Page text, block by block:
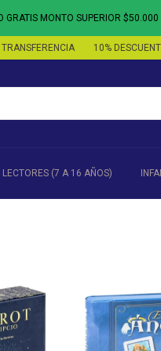
MONTO SUPERIOR $50.000 - 3
10% DESCUENTO CON
(7 A 16 AÑOS)